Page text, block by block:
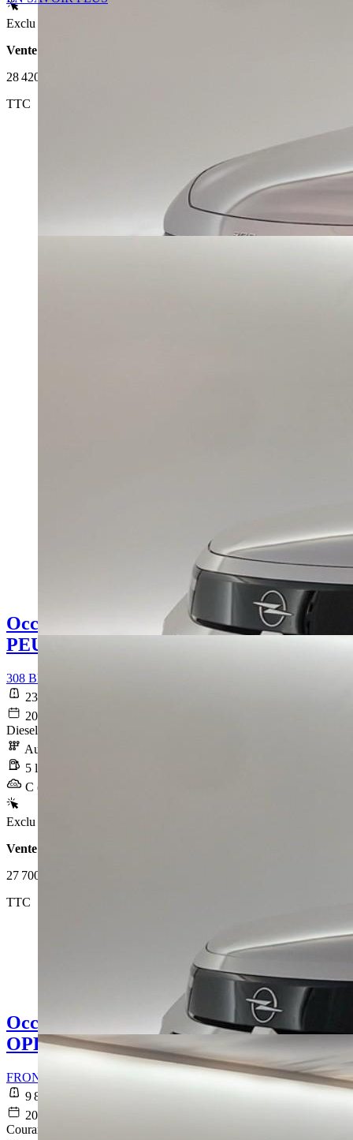
Exclu Web
Vente 100% en ligne
28 420 €
TTC
Occasion
PEUGEOT 308
308 BlueHDi 130ch S&S EAT8 Allure
23 746 km
2025-07-25
Diesel
Automatique
5 l/100km
C (130 g/km)
Exclu Web
Vente 100% en ligne
27 700 €
TTC
Occasion
OPEL FRONTERA
FRONTERA Electric 113 ch Batterie 44 kWh Edition
9 880 km
2025-09-24
Courant électrique